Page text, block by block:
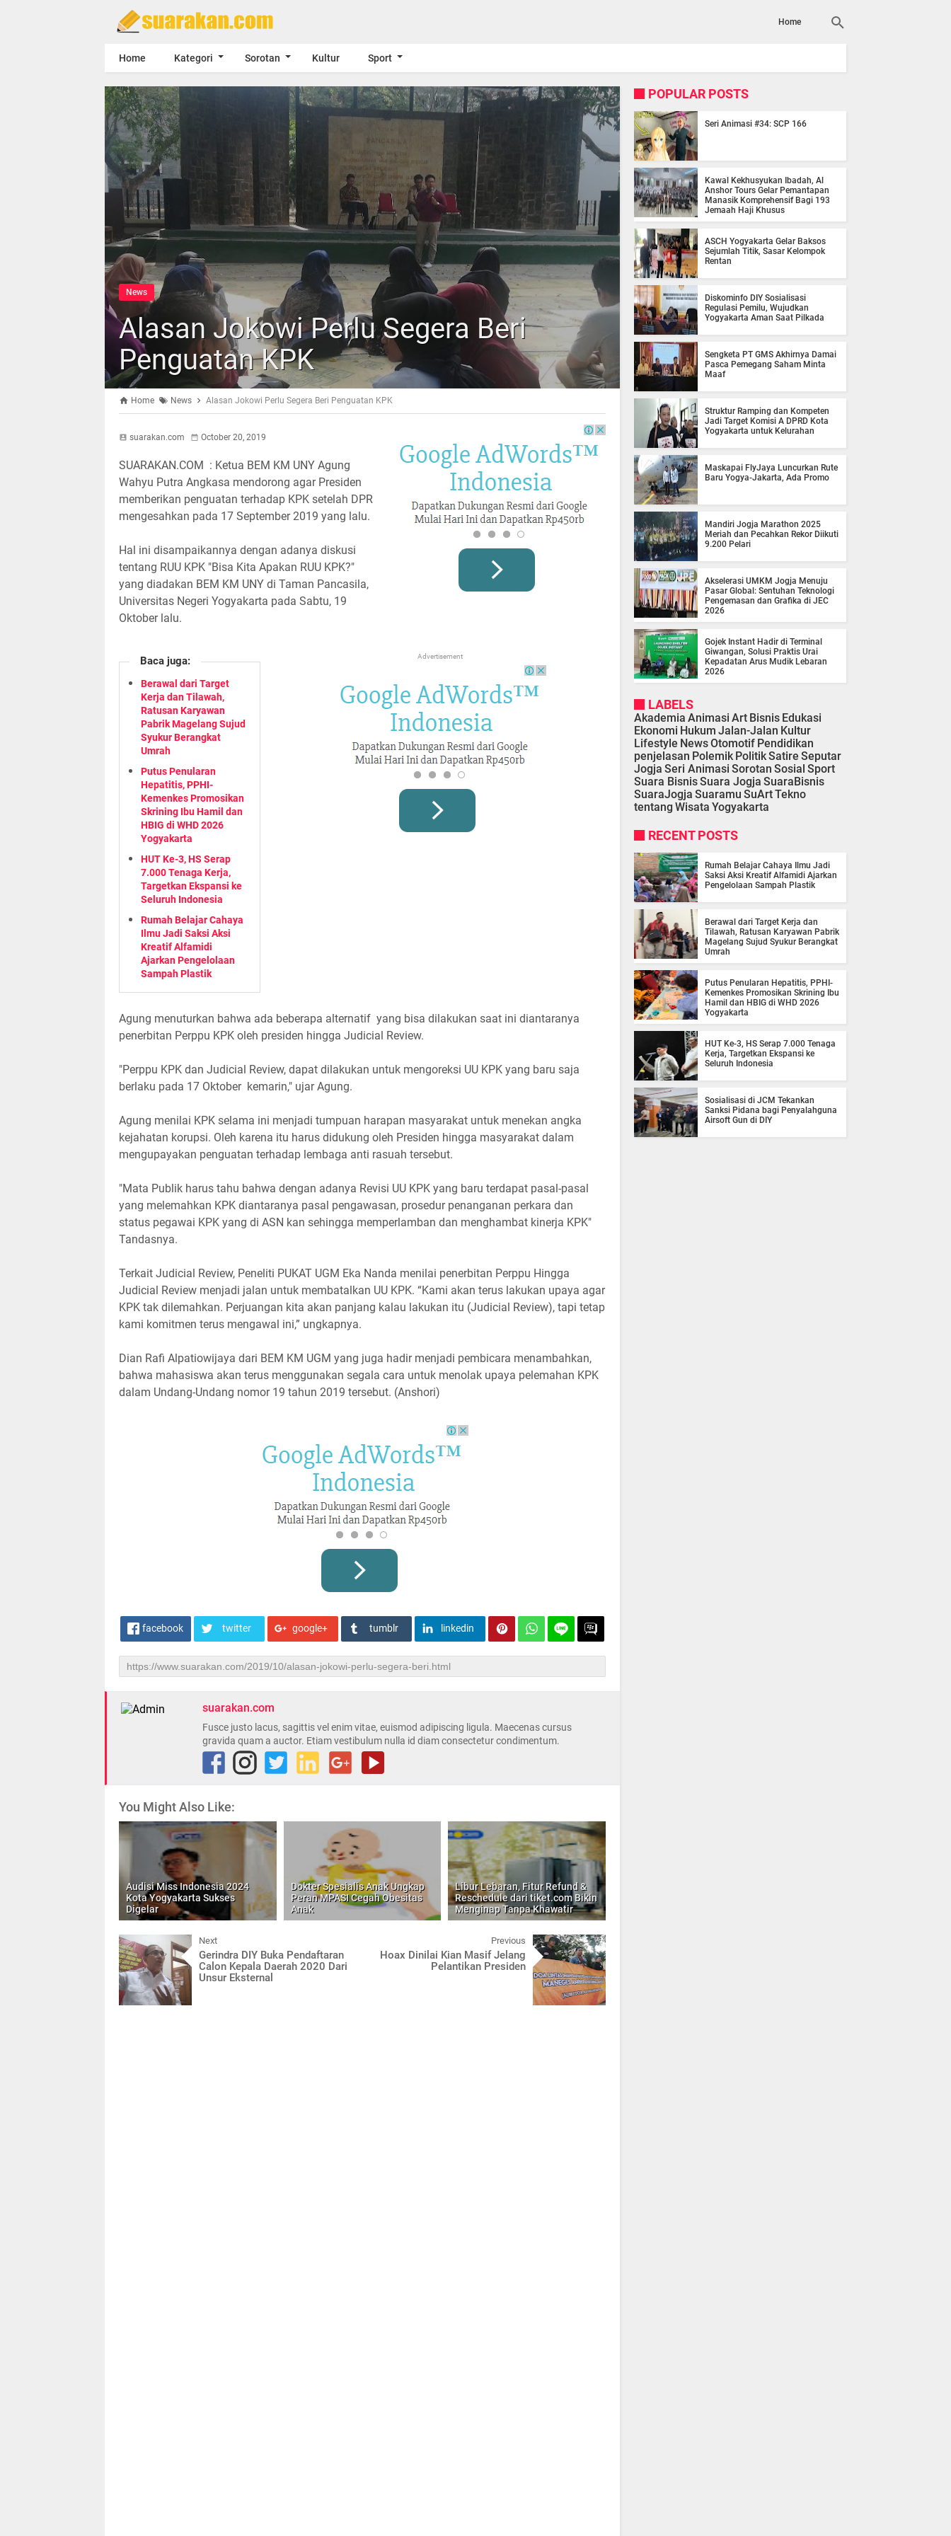
Home
Home Kategori Sorotan Kultur Sport
News
Alasan Jokowi Perlu Segera Beri
Penguatan KPK
Home News Alasan Jokowi Perlu Segera Beri Penguatan KPK
suarakan.com October 20, 2019
SUARAKAN.COM : Ketua BEM KM UNY Agung
Wahyu Putra Angkasa mendorong agar Presiden
memberikan penguatan terhadap KPK setelah DPR
mengesahkan pada 17 September 2019 yang lalu.
Hal ini disampaikannya dengan adanya diskusi
tentang RUU KPK "Bisa Kita Apakan RUU KPK?"
yang diadakan BEM KM UNY di Taman Pancasila,
Universitas Negeri Yogyakarta pada Sabtu, 19
Oktober lalu.
Advertisement
Baca juga:
Berawal dari Target
Kerja dan Tilawah,
Ratusan Karyawan
Pabrik Magelang Sujud
Syukur Berangkat
Umrah
Putus Penularan
Hepatitis, PPHI-
Kemenkes Promosikan
Skrining Ibu Hamil dan
HBIG di WHD 2026
Yogyakarta
HUT Ke-3, HS Serap
7.000 Tenaga Kerja,
Targetkan Ekspansi ke
Seluruh Indonesia
Rumah Belajar Cahaya
Ilmu Jadi Saksi Aksi
Kreatif Alfamidi
Ajarkan Pengelolaan
Sampah Plastik
Agung menuturkan bahwa ada beberapa alternatif yang bisa dilakukan saat ini diantaranya
penerbitan Perppu KPK oleh presiden hingga Judicial Review.
"Perppu KPK dan Judicial Review, dapat dilakukan untuk mengoreksi UU KPK yang baru saja
berlaku pada 17 Oktober kemarin," ujar Agung.
Agung menilai KPK selama ini menjadi tumpuan harapan masyarakat untuk menekan angka
kejahatan korupsi. Oleh karena itu harus didukung oleh Presiden hingga masyarakat dalam
mengupayakan penguatan terhadap lembaga anti rasuah tersebut.
"Mata Publik harus tahu bahwa dengan adanya Revisi UU KPK yang baru terdapat pasal-pasal
yang melemahkan KPK diantaranya pasal pengawasan, prosedur penanganan perkara dan
status pegawai KPK yang di ASN kan sehingga memperlamban dan menghambat kinerja KPK"
Tandasnya.
Terkait Judicial Review, Peneliti PUKAT UGM Eka Nanda menilai penerbitan Perppu Hingga
Judicial Review menjadi jalan untuk membatalkan UU KPK. “Kami akan terus lakukan upaya agar
KPK tak dilemahkan. Perjuangan kita akan panjang kalau lakukan itu (Judicial Review), tapi tetap
kami komitmen terus mengawal ini,” ungkapnya.
Dian Rafi Alpatiowijaya dari BEM KM UGM yang juga hadir menjadi pembicara menambahkan,
bahwa mahasiswa akan terus menggunakan segala cara untuk menolak upaya pelemahan KPK
dalam Undang-Undang nomor 19 tahun 2019 tersebut. (Anshori)
facebook twitter google+ tumblr linkedin
suarakan.com
Fusce justo lacus, sagittis vel enim vitae, euismod adipiscing ligula. Maecenas cursus
gravida quam a auctor. Etiam vestibulum nulla id diam consectetur condimentum.
You Might Also Like:
Audisi Miss Indonesia 2024
Kota Yogyakarta Sukses
Digelar
Dokter Spesialis Anak Ungkap
Peran MPASI Cegah Obesitas
Anak
Libur Lebaran, Fitur Refund &
Reschedule dari tiket.com Bikin
Menginap Tanpa Khawatir
Next
Gerindra DIY Buka Pendaftaran
Calon Kepala Daerah 2020 Dari
Unsur Eksternal
Previous
Hoax Dinilai Kian Masif Jelang
Pelantikan Presiden
POPULAR POSTS
Seri Animasi #34: SCP 166
Kawal Kekhusyukan Ibadah, Al
Anshor Tours Gelar Pemantapan
Manasik Komprehensif Bagi 193
Jemaah Haji Khusus
ASCH Yogyakarta Gelar Baksos
Sejumlah Titik, Sasar Kelompok
Rentan
Diskominfo DIY Sosialisasi
Regulasi Pemilu, Wujudkan
Yogyakarta Aman Saat Pilkada
Sengketa PT GMS Akhirnya Damai
Pasca Pemegang Saham Minta
Maaf
Struktur Ramping dan Kompeten
Jadi Target Komisi A DPRD Kota
Yogyakarta untuk Kelurahan
Maskapai FlyJaya Luncurkan Rute
Baru Yogya-Jakarta, Ada Promo
Mandiri Jogja Marathon 2025
Meriah dan Pecahkan Rekor Diikuti
9.200 Pelari
Akselerasi UMKM Jogja Menuju
Pasar Global: Sentuhan Teknologi
Pengemasan dan Grafika di JEC
2026
Gojek Instant Hadir di Terminal
Giwangan, Solusi Praktis Urai
Kepadatan Arus Mudik Lebaran
2026
LABELS
Akademia Animasi Art Bisnis Edukasi
Ekonomi Hukum Jalan-Jalan Kultur
Lifestyle NewsOtomotif Pendidikan
penjelasan Polemik PolitikSatire Seputar
Jogja Seri Animasi Sorotan Sosial Sport
Suara BisnisSuara Jogja SuaraBisnis
SuaraJogja Suaramu SuArtTekno
tentang Wisata Yogyakarta
RECENT POSTS
Rumah Belajar Cahaya Ilmu Jadi
Saksi Aksi Kreatif Alfamidi Ajarkan
Pengelolaan Sampah Plastik
Berawal dari Target Kerja dan
Tilawah, Ratusan Karyawan Pabrik
Magelang Sujud Syukur Berangkat
Umrah
Putus Penularan Hepatitis, PPHI-
Kemenkes Promosikan Skrining Ibu
Hamil dan HBIG di WHD 2026
Yogyakarta
HUT Ke-3, HS Serap 7.000 Tenaga
Kerja, Targetkan Ekspansi ke
Seluruh Indonesia
Sosialisasi di JCM Tekankan
Sanksi Pidana bagi Penyalahguna
Airsoft Gun di DIY